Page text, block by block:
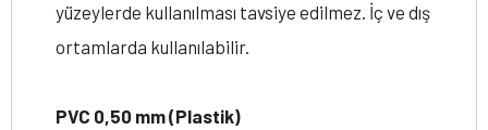
yüzeylerde kullanılması tavsiye edilmez. İç ve dış
ortamlarda kullanılabilir.
PVC 0,50 mm (Plastik)